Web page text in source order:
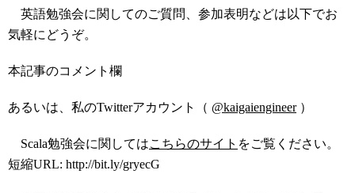
英語勉強会に関してのご質問、参加表明などは以下でお
気軽にどうぞ。
本記事のコメント欄
あるいは、私のTwitterアカウント（ @kaigaiengineer）
Scala勉強会に関してはこちらのサイト をご覧ください。
短縮URL: http://bit.ly/gryecG